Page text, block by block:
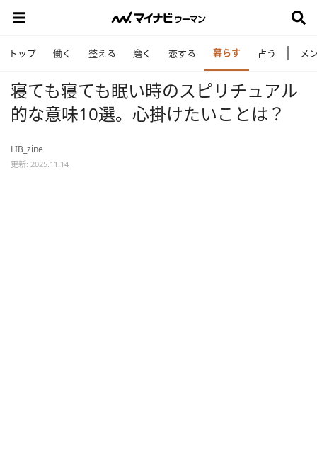
トップ 働く 整える 磨く 恋する 暮らす 占う メ
寝ても寝ても眠い時のスピリチュアル
的な意味10選。心掛けたいことは？
LIB_zine
更新: 2025.11.14